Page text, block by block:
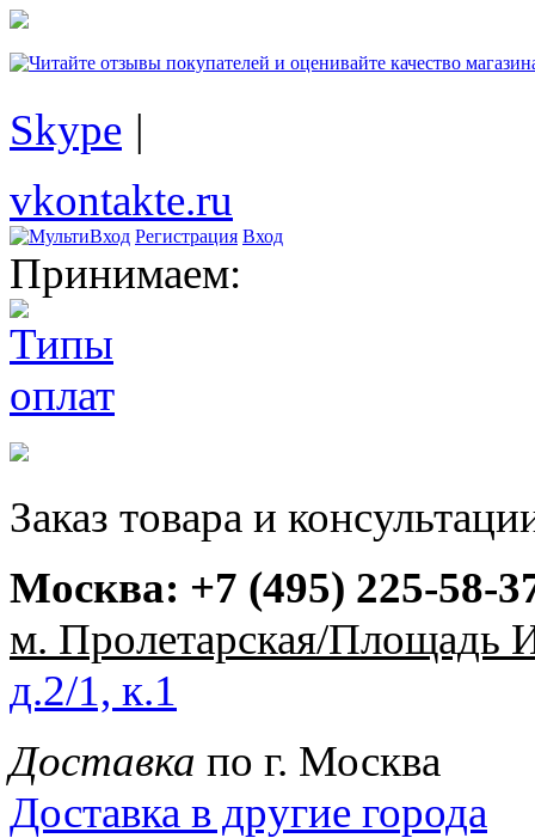
Skype |
vkontakte.ru
Регистрация Вход
Принимаем:
Заказ товара и
Москва: +7 (495) 225-58-
м. Пролетарская/Площадь
д.2/1, к.1
Доставка по г. Москва
Доставка в другие города